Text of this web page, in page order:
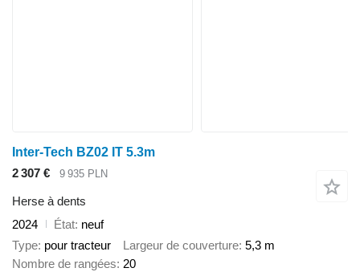
Inter-Tech BZ02 IT 5.3m
2 307 €
9 935 PLN
Herse à dents
2024
État neuf
Type pour tracteur Largeur de couverture 5,3 m
Nombre de rangées 20